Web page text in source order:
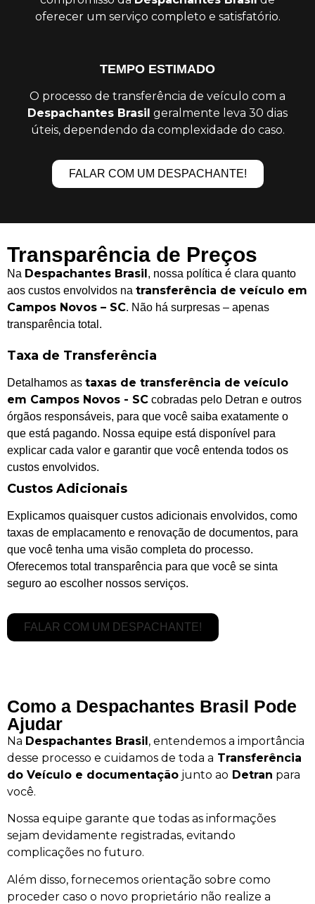
oferecer um serviço completo e satisfatório.
TEMPO ESTIMADO
O processo de transferência de veículo com a
Despachantes Brasil geralmente leva 30 dias
úteis, dependendo da complexidade do caso.
FALAR COM UM DESPACHANTE!
Transparência de Preços
Na Despachantes Brasil, nossa política é clara quanto
aos custos envolvidos na transferência de veículo em
Campos Novos – SC. Não há surpresas – apenas
transparência total.
Taxa de Transferência
Detalhamos as taxas de transferência de veículo
em Campos Novos - SC cobradas pelo Detran e outros
órgãos responsáveis, para que você saiba exatamente o
que está pagando. Nossa equipe está disponível para
explicar cada valor e garantir que você entenda todos os
custos envolvidos.
Custos Adicionais
Explicamos quaisquer custos adicionais envolvidos, como
taxas de emplacamento e renovação de documentos, para
que você tenha uma visão completa do processo.
Oferecemos total transparência para que você se sinta
seguro ao escolher nossos serviços.
FALAR COM UM DESPACHANTE!
Como a Despachantes Brasil Pode
Ajudar
Na Despachantes Brasil, entendemos a importância
desse processo e cuidamos de toda a Transferência
do Veículo e documentação junto ao Detran para
você.
Nossa equipe garante que todas as informações
sejam devidamente registradas, evitando
complicações no futuro.
Além disso, fornecemos orientação sobre como
proceder caso o novo proprietário não realize a